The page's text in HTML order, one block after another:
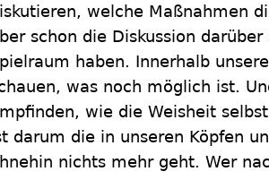
welche Maßnahmen
schon die Diskussion
haben. Innerhalb
was noch möglich ist.
wie die Weisheit
darum die in unseren Köpfen
nichts mehr geht. Wer